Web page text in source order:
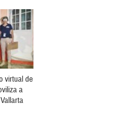
virtual de
a